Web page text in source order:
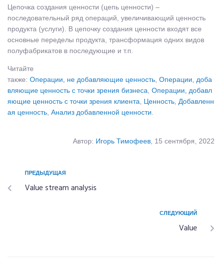
Цепочка создания ценности (цепь ценности) –
последовательный ряд операций, увеличивающий ценность
продукта (услуги). В цепочку создания ценности входят все
основные переделы продукта, трансформация одних видов
полуфабрикатов в последующие и т.п.
Читайте
также: Операции, не добавляющие ценность Операции, доба
вляющие ценность с точки зрения бизнеса Операции, добавл
яющие ценность с точки зрения клиента
Ценность Добавленн
ая ценность Анализ добавленной ценности
Автор: Игорь Тимофеев , 15 сентября, 2022
ПРЕДЫДУЩАЯ
Value stream analysis
СЛЕДУЮЩИЙ
Value